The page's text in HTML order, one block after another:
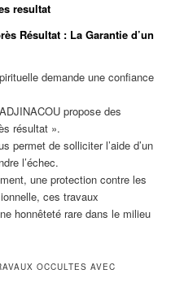
resultat
Résultat : La Garantie d’un
demande une confiance
propose des
résultat ».
permet de solliciter l’aide d’un
l’échec.
une protection contre les
ces travaux
honnêteté rare dans le milieu
OCCULTES AVEC